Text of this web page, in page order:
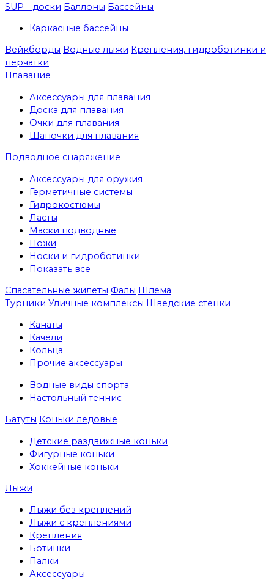
SUP - доски Баллоны Бассейны
Каркасные бассейны
Вейкборды Водные лыжи Крепления, гидроботинки и
перчатки
Плавание
Аксессуары для плавания
Доска для плавания
Очки для плавания
Шапочки для плавания
Подводное снаряжение
Аксессуары для оружия
Герметичные системы
Гидрокостюмы
Ласты
Маски подводные
Ножи
Носки и гидроботинки
Показать все
Спасательные жилеты Фалы Шлема
Турники Уличные комплексы Шведские стенки
Канаты
Качели
Кольца
Прочие аксессуары
Водные виды спорта
Настольный теннис
Батуты Коньки ледовые
Детские раздвижные коньки
Фигурные коньки
Хоккейные коньки
Лыжи
Лыжи без креплений
Лыжи с креплениями
Крепления
Ботинки
Палки
Аксессуары